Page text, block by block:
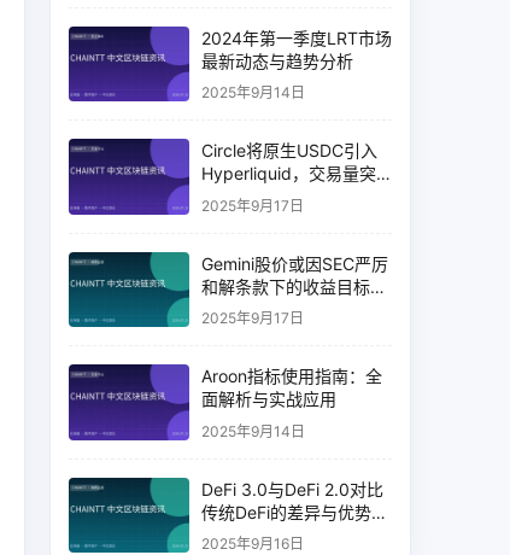
2024年第一季度LRT市场
最新动态与趋势分析
2025年9月14日
Circle将原生USDC引入
Hyperliquid，交易量突
破币安14%
2025年9月17日
Gemini股价或因SEC严厉
和解条款下的收益目标破
灭而下跌
2025年9月17日
Aroon指标使用指南：全
面解析与实战应用
2025年9月14日
DeFi 3.0与DeFi 2.0对比
传统DeFi的差异与优势分
析
2025年9月16日